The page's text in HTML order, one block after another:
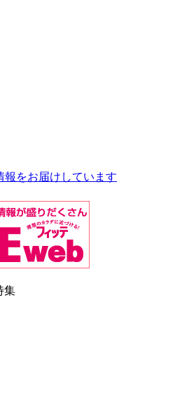
報をお届けしています
集